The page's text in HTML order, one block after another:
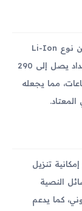
زود جهاز Samsung S720i ببطارية قابلة للإزالة من نوع Li-Ion
بسعة 800 ملي أمبير. تتميز البطارية بوقت استعداد يصل إلى 290
12 يومًا) ومدة تحدث تصل إلى 6 ساعات، مما يجعله
تنزيل
النصية
كما يدعم